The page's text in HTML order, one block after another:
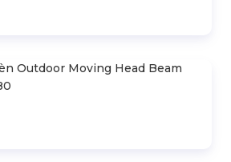
Outdoor Moving Head Beam